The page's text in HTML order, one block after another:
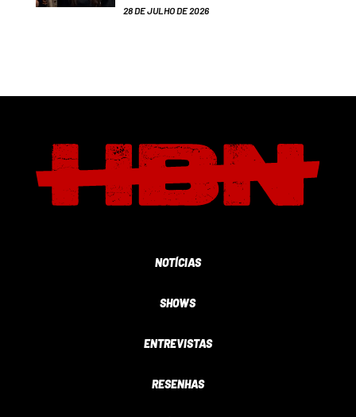
28 DE JULHO DE 2026
NOTÍCIAS
SHOWS
ENTREVISTAS
RESENHAS